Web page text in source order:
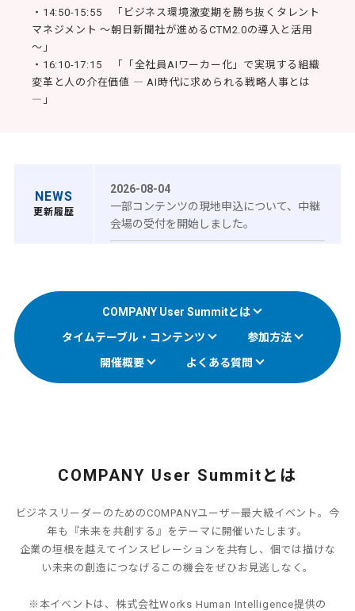
・14:50-15:55 「ビジネス環境激変期を勝ち抜くタレント
マネジメント ～朝日新聞社が進めるCTM2.0の導入と活用
～」
・16:10-17:15 「「全社員AIワーカー化」で実現する組織
変革と人の介在価値 ― AI時代に求められる戦略人事とは
―」
NEWS
更新履歴
2026-08-04
一部コンテンツの現地申込について、中継
会場の受付を開始しました。
ました。
本イベント特設ページは、2026年6月15日
（月）中に公開・お申込開始予定です。恐
れ入りますが、公開まで今しばらくお待ち
COMPANY User Summitとは
タイムテーブル・コンテンツ
参加方法
開催概要
よくある質問
COMPANY User Summitとは
ビジネスリーダーのためのCOMPANYユーザー最大級イベント。今
年も『未来を共創する』をテーマに開催いたします。
企業の垣根を越えてインスピレーションを共有し、個では描けな
い未来の創造につなげるこの機会をぜひお見逃しなく。
※本イベントは、株式会社Works Human Intelligence提供の